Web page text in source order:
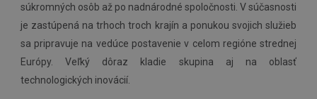
súkromných osôb až po nadnárodné spoločnosti. V súčasnosti
je zastúpená na trhoch troch krajín a ponukou svojich služieb
sa pripravuje na vedúce postavenie v celom regióne strednej
Európy. Veľký dôraz kladie skupina aj na oblasť
technologických inovácií.